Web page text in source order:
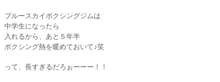
ブルースカイボクシングジムは
中学生になったら
入れるから、あと５年半
ボクシング熱を暖めておいて♪笑
って、長すぎるだろぉーーー！！